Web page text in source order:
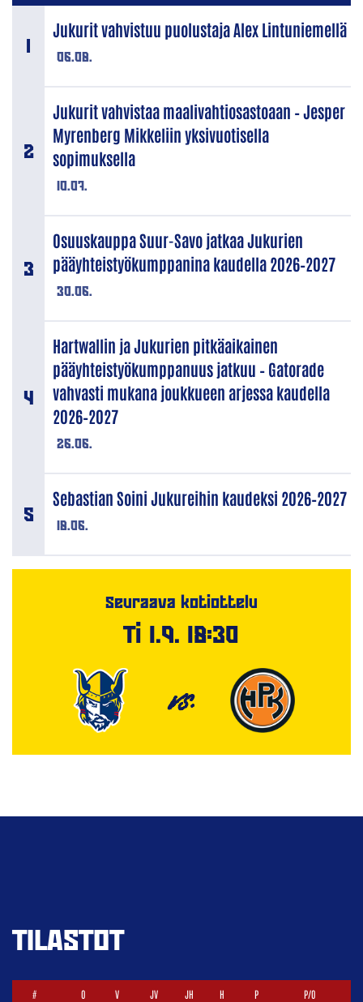
06.08.
Jukurit vahvistuu puolustaja Alex Lintuniemellä
10.07.
Jukurit vahvistaa maalivahtiosastoaan – Jesper
Myrenberg Mikkeliin yksivuotisella
sopimuksella
30.06.
Osuuskauppa Suur-Savo jatkaa Jukurien
pääyhteistyökumppanina kaudella 2026–2027
26.06.
Hartwallin ja Jukurien pitkäaikainen
pääyhteistyökumppanuus jatkuu – Gatorade
vahvasti mukana joukkueen arjessa kaudella
2026–2027
18.06.
Sebastian Soini Jukureihin kaudeksi 2026–2027
Seuraava kotiottelu
Ti 1.9. 18:30
VS.
TILASTOT
# O V JV JH H P P/O